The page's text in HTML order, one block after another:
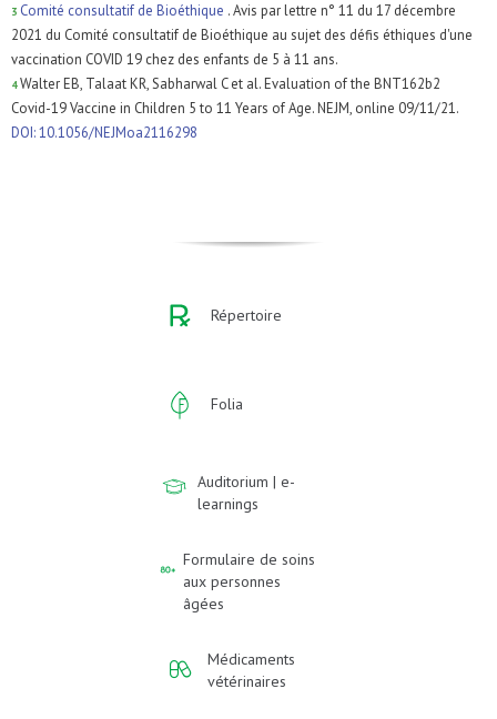
3 Comité consultatif de Bioéthique . Avis par lettre n° 11 du 17 décembre
2021 du Comité consultatif de Bioéthique au sujet des défis éthiques d'une
vaccination COVID 19 chez des enfants de 5 à 11 ans.
4 Walter EB, Talaat KR, Sabharwal C et al. Evaluation of the BNT162b2
Covid-19 Vaccine in Children 5 to 11 Years of Age. NEJM, online 09/11/21.
DOI: 10.1056/NEJMoa2116298
Répertoire
Folia
Auditorium | e-
learnings
Formulaire de soins
aux personnes
âgées
Médicaments
vétérinaires